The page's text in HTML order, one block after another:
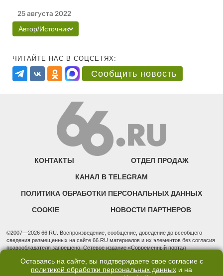
25 августа 2022
Автор/Источник
ЧИТАЙТЕ НАС В СОЦСЕТЯХ:
Сообщить новость
КОНТАКТЫ ОТДЕЛ ПРОДАЖ
КАНАЛ В TELEGRAM
ПОЛИТИКА ОБРАБОТКИ ПЕРСОНАЛЬНЫХ ДАННЫХ
COOKIE НОВОСТИ ПАРТНЕРОВ
©2007—2026 66.RU. Воспроизведение, сообщение, доведение до всеобщего
сведения размещенных на сайте 66.RU материалов и их элементов без согласия
правообладателя запрещено. Сетевое издание «Современный портал
надзору в сфере связи, информационных технологий и массовых коммуникаций
(Роскомнадзор). Регистрационный номер ЭЛ № ФС 77 - 76634 от 02.09.2019
Оставаясь на сайте, вы подтверждаете свое согласие с
политикой обработки персональных данных и на